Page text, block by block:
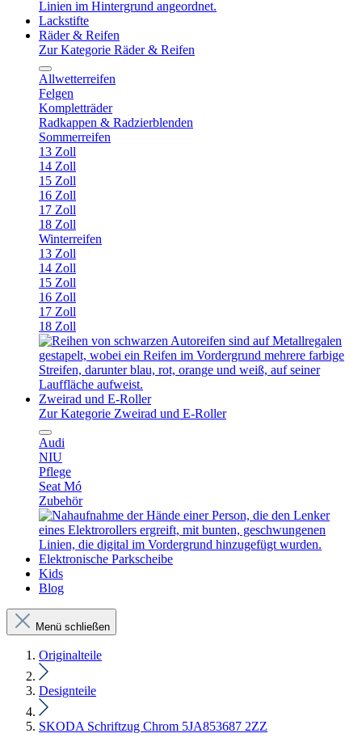
Lackstifte
Räder & Reifen
Zur Kategorie Räder & Reifen
Allwetterreifen
Felgen
Kompletträder
Radkappen & Radzierblenden
Sommerreifen
13 Zoll
14 Zoll
15 Zoll
16 Zoll
17 Zoll
18 Zoll
Winterreifen
13 Zoll
14 Zoll
15 Zoll
16 Zoll
17 Zoll
18 Zoll
Zweirad und E-Roller
Zur Kategorie Zweirad und E-Roller
Audi
NIU
Pflege
Seat Mó
Zubehör
Elektronische Parkscheibe
Kids
Blog
Menü schließen
Originalteile
Designteile
SKODA Schriftzug Chrom 5JA853687 2ZZ